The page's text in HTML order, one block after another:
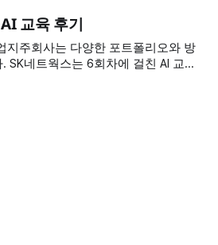
교육 대상: 삼성
교육 후기
지주회사는 다양한 포트폴리오와 방
SK네트웍스는 6회차에 걸친 AI 교육
AI를 적용하는 방법을 습득했습니